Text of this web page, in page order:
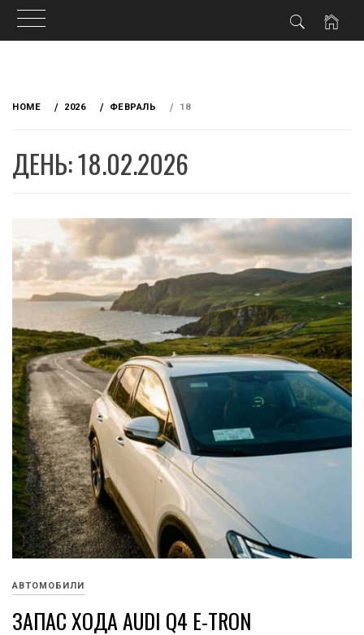
HOME 2026 ФЕВРАЛЬ 18
ДЕНЬ: 18.02.2026
АВТОМОБИЛИ
ЗАПАС ХОДА AUDI Q4 E-TRON